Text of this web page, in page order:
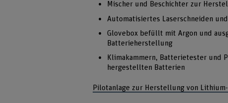
Mischer und Beschichter zur
Automatisiertes Laserschneiden
Glovebox befüllt mit Argon und
Batterieherstellung
Klimakammern, Batterietester und
hergestellten Batterien
Pilotanlage zur Herstellung von